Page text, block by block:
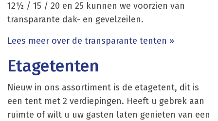
12½ / 15 / 20 en 25 kunnen we voorzien van
transparante dak- en gevelzeilen.
Lees meer over de transparante tenten »
Etagetenten
Nieuw in ons assortiment is de etagetent, dit is
een tent met 2 verdiepingen. Heeft u gebrek aan
ruimte of wilt u uw gasten laten genieten van een